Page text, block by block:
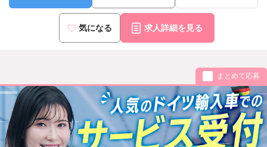
気になる 求人詳細を見る
まとめて応募